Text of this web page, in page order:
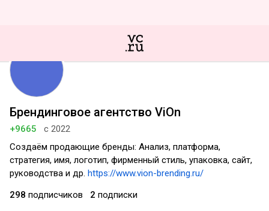
Брендинговое агентство ViOn
+9665
с 2022
Создаём продающие бренды: Анализ, платформа,
стратегия, имя, логотип, фирменный стиль, упаковка, сайт,
руководства и др. https://www.vion-brending.ru/
298 подписчиков 2 подписки